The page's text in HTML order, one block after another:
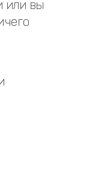
или вы